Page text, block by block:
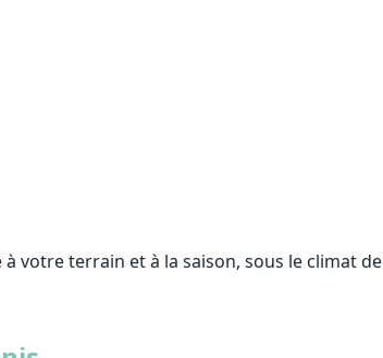
votre terrain et à la saison, sous le climat de